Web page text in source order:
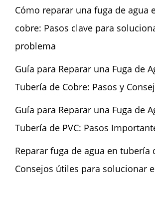
Cómo reparar una fuga de agua
cobre: Pasos clave para
problema
Guía para Reparar una Fuga de
Tubería de Cobre: Pasos y
Guía para Reparar una Fuga de
Tubería de PVC: Pasos
Reparar fuga de agua en tubería
Consejos útiles para solucionar